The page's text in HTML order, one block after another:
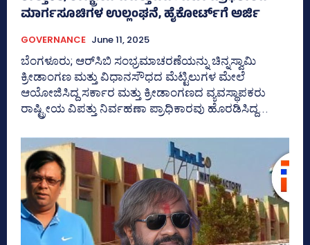
ಮಾರ್ಗಸೂಚಿಗಳ ಉಲ್ಲಂಘನೆ, ಹೈಕೋರ್ಟ್‌ಗೆ ಅರ್ಜಿ
GOVERNANCE June 11, 2025
ಬೆಂಗಳೂರು; ಆರ್‍‌ಸಿಬಿ ಸಂಭ್ರಮಾಚರಣೆಯನ್ನು ಚಿನ್ನಸ್ವಾಮಿ
ಕ್ರೀಡಾಂಗಣ ಮತ್ತು ವಿಧಾನಸೌಧದ ಮೆಟ್ಟಿಲುಗಳ ಮೇಲೆ
ಆಯೋಜಿಸಿದ್ದ ಸರ್ಕಾರ ಮತ್ತು ಕ್ರೀಡಾಂಗಣದ ವ್ಯವಸ್ಥಾಪಕರು
ರಾಷ್ಟ್ರೀಯ ವಿಪತ್ತು ನಿರ್ವಹಣಾ ಪ್ರಾಧಿಕಾರವು ಹೊರಡಿಸಿದ್ದ...